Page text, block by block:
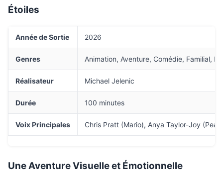
Étoiles
Année de Sortie 2026
Genres Animation, Aventure, Comédie, Familial,
Réalisateur Michael Jelenic
Durée 100 minutes
Voix Principales Chris Pratt (Mario), Anya Taylor-Joy
Une Aventure Visuelle et Émotionnelle